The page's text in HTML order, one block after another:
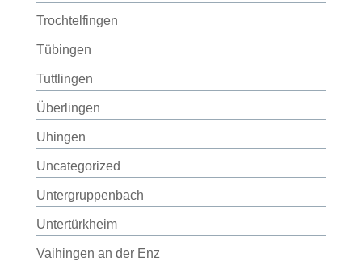
Trochtelfingen
Tübingen
Tuttlingen
Überlingen
Uhingen
Uncategorized
Untergruppenbach
Untertürkheim
Vaihingen an der Enz